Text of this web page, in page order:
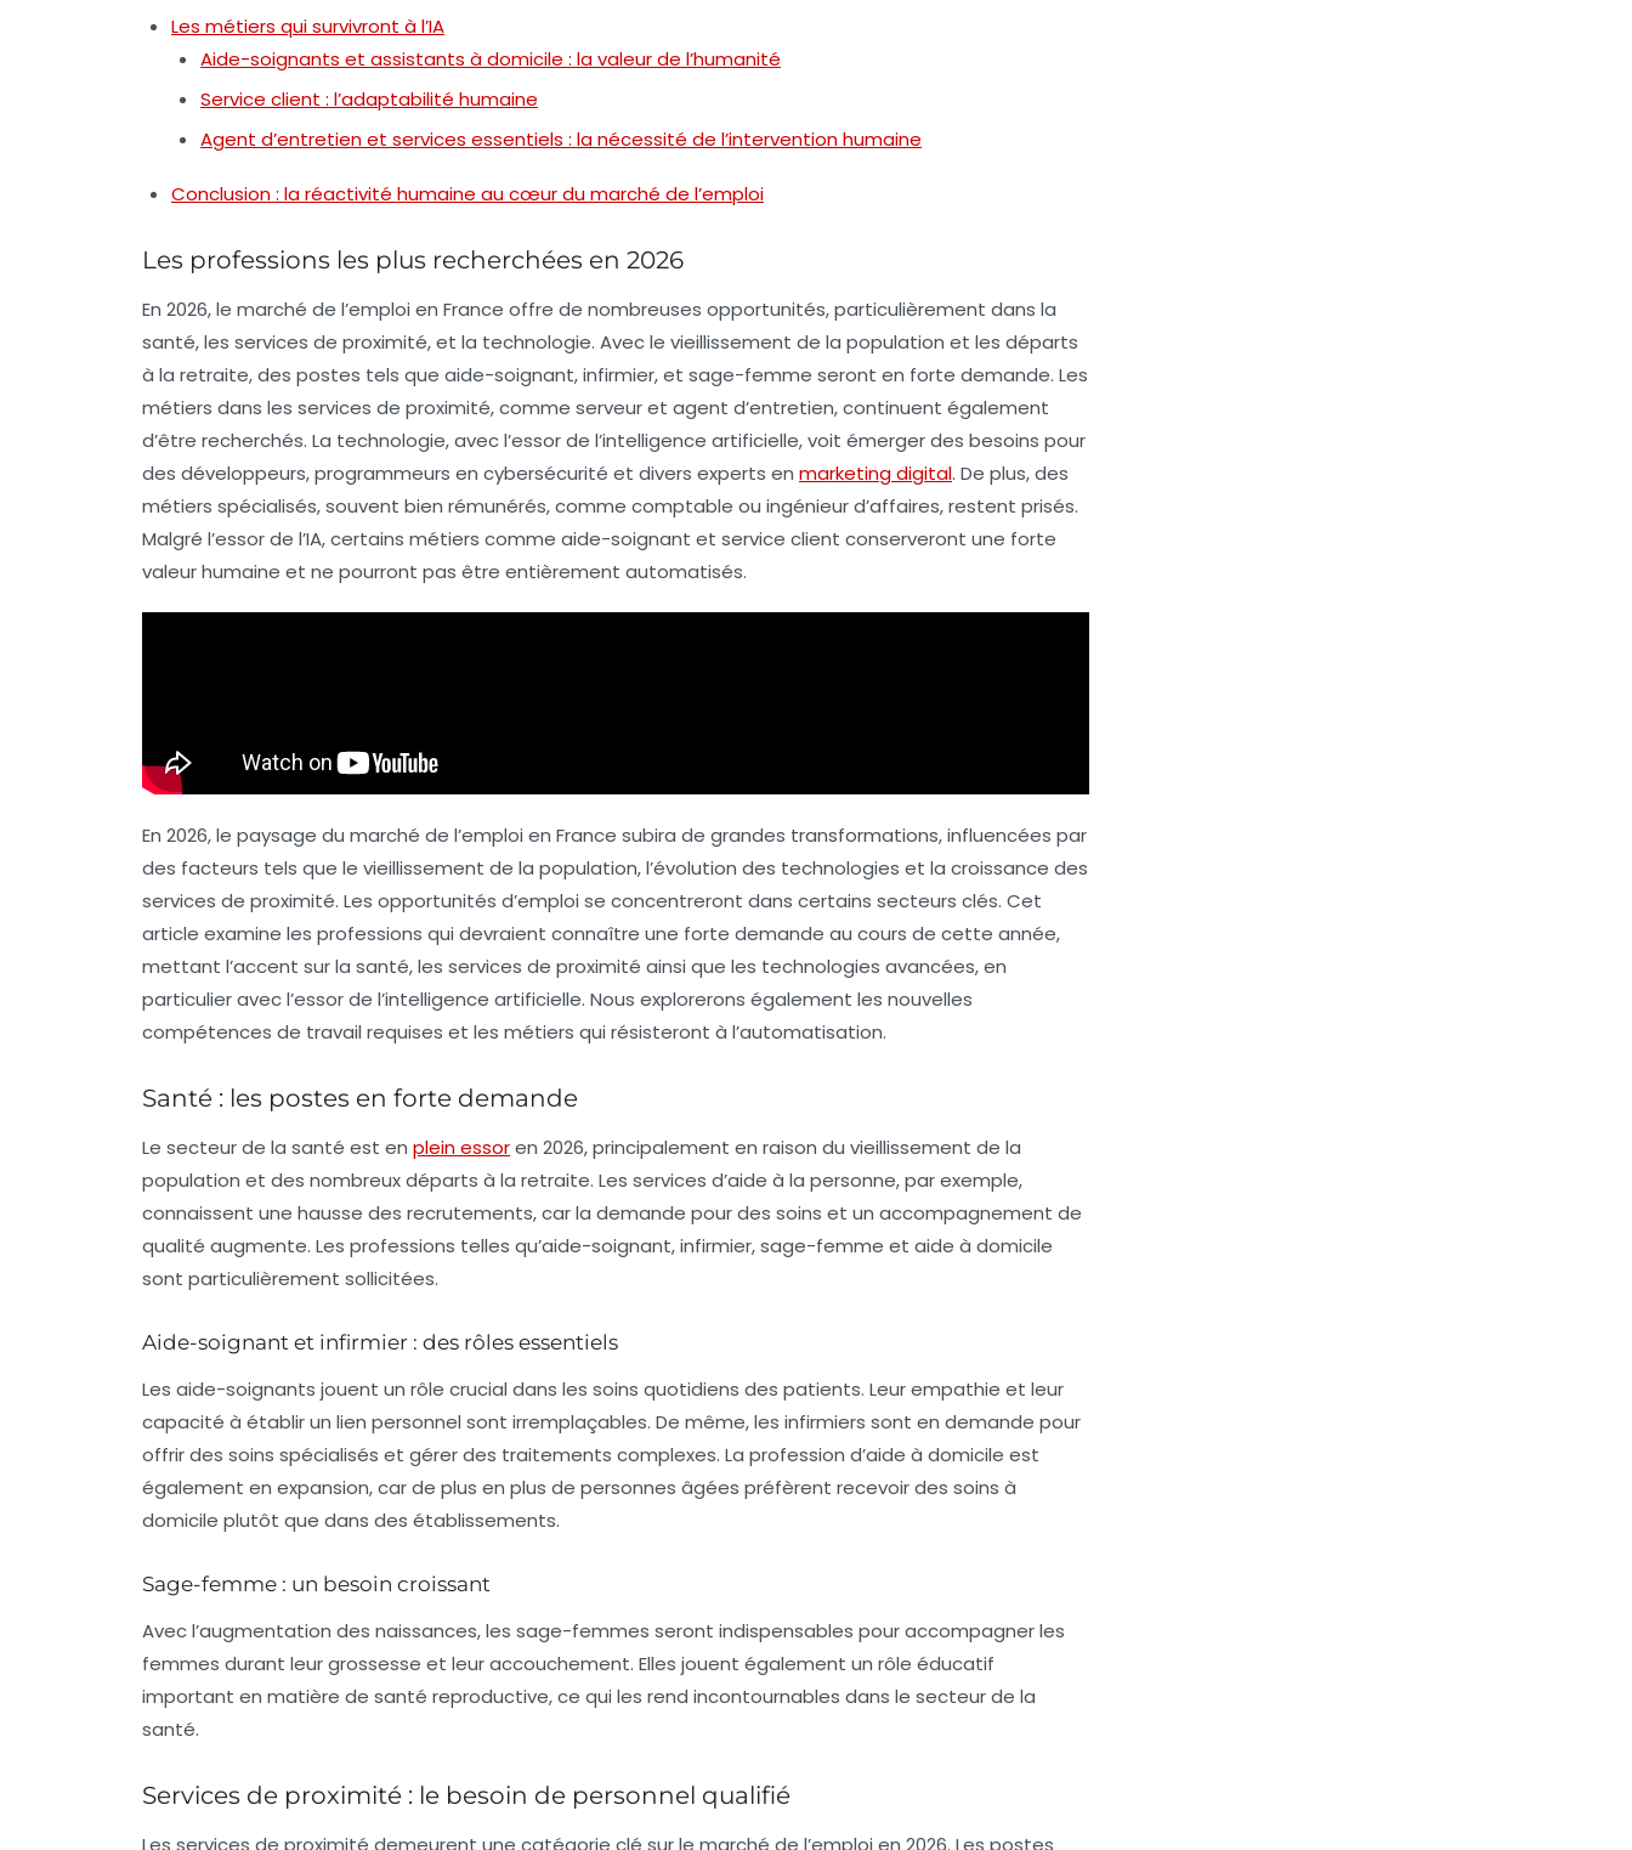
Les métiers qui survivront à l’IA
Aide-soignants et assistants à domicile : la valeur de l’humanité
Service client : l’adaptabilité humaine
Agent d’entretien et services essentiels : la nécessité de l’intervention humaine
Conclusion : la réactivité humaine au cœur du marché de l’emploi
Les professions les plus recherchées en 2026
En 2026, le marché de l’emploi en France offre de nombreuses opportunités, particulièrement dans la
santé, les services de proximité, et la technologie. Avec le vieillissement de la population et les départs
à la retraite, des postes tels que aide-soignant,infirmier, et sage-femme seront en forte demande. Les
métiers dans les services de proximité, comme serveuret agent d’entretien, continuent également
d’être recherchés. La technologie, avec l’essor de l’intelligence artificielle, voit émerger des besoins pour
des développeurs,programmeurs en cybersécurité et divers experts en marketing digital. De plus, des
métiers spécialisés, souvent bien rémunérés, comme comptable ou ingénieur d’affaires, restent prisés.
Malgré l’essor de l’IA, certains métiers comme aide-soignant et service client conserveront une forte
valeur humaine et ne pourront pas être entièrement automatisés.
En 2026, le paysage du marché de l’emploi en France subira de grandes transformations, influencées par
des facteurs tels que le vieillissement de la population, l’évolution des technologies et la croissance des
services de proximité. Les opportunités d’emploi se concentreront dans certains secteurs clés. Cet
article examine les professions qui devraient connaître une forte demande au cours de cette année,
mettant l’accent sur la santé, les services de proximité ainsi que les technologies avancées, en
particulier avec l’essor de l’intelligence artificielle. Nous explorerons également les nouvelles
compétences de travail requises et les métiers qui résisteront à l’automatisation.
Santé : les postes en forte demande
Le secteur de la santé est en plein essoren 2026, principalement en raison du vieillissement de la
population et des nombreux départs à la retraite. Les services d’aide à la personne, par exemple,
connaissent une hausse des recrutements, car la demande pour des soins et un accompagnement de
qualité augmente. Les professions telles qu’aide-soignant,infirmier, sage-femme et aide à domicile
sont particulièrement sollicitées.
Aide-soignant et infirmier : des rôles essentiels
Les aide-soignants jouent un rôle crucial dans les soins quotidiens des patients. Leur empathie et leur
capacité à établir un lien personnel sont irremplaçables. De même, les infirmiers sont en demande pour
offrir des soins spécialisés et gérer des traitements complexes. La profession d’aide à domicile est
également en expansion, car de plus en plus de personnes âgées préfèrent recevoir des soins à
domicile plutôt que dans des établissements.
Sage-femme : un besoin croissant
Avec l’augmentation des naissances, les sage-femmes seront indispensables pour accompagner les
femmes durant leur grossesse et leur accouchement. Elles jouent également un rôle éducatif
important en matière de santé reproductive, ce qui les rend incontournables dans le secteur de la
santé.
Services de proximité : le besoin de personnel qualifié